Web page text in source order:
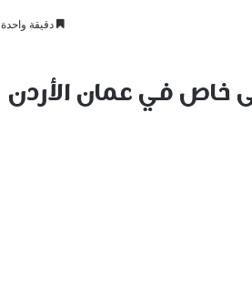
دقيقة واحدة
في عمان الأردن